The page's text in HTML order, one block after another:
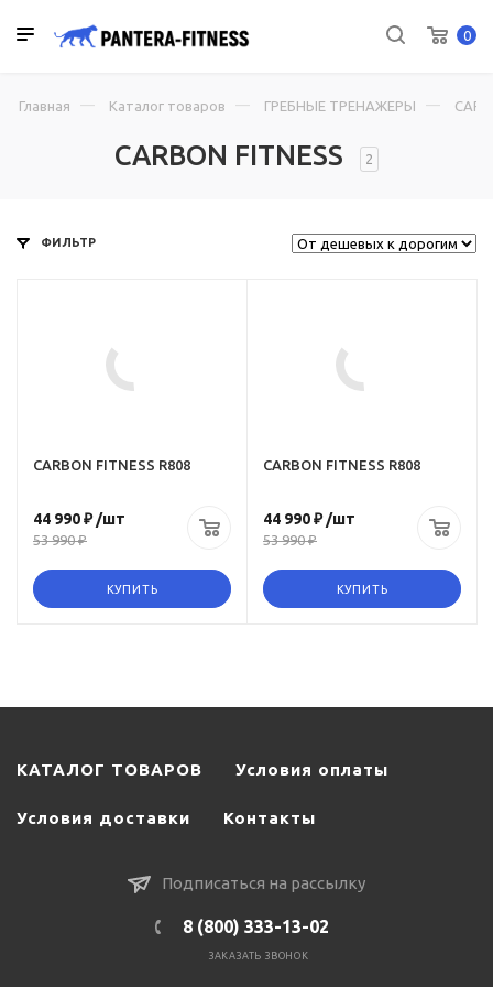
0
CARBON FITNESS 2
Главная Каталог товаров ГРЕБНЫЕ ТРЕНАЖЕРЫ
ФИЛЬТР
CARBON FITNESS R808
44 990 ₽/шт
53 990 ₽
КУПИТЬ
CARBON FITNESS R808
44 990 ₽/шт
53 990 ₽
КУПИТЬ
КАТАЛОГ ТОВАРОВ Условия оплаты
Условия доставки Контакты
Подписаться на рассылку
8 (800) 333-13-02
ЗАКАЗАТЬ ЗВОНОК